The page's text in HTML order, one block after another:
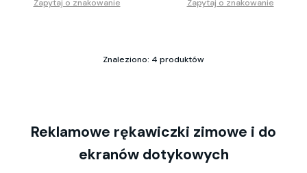
Zapytaj o znakowanie Zapytaj o znakowanie
Znaleziono: 4 produktów
Reklamowe rękawiczki zimowe i do
ekranów dotykowych